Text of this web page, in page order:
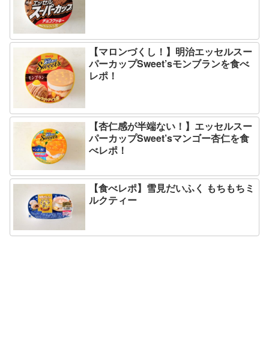
【マロンづくし！】明治エッセルスー
パーカップSweet’sモンブランを食べ
レポ！
【杏仁感が半端ない！】エッセルスー
パーカップSweet’sマンゴー杏仁を食
べレポ！
【食べレポ】雪見だいふく もちもちミ
ルクティー